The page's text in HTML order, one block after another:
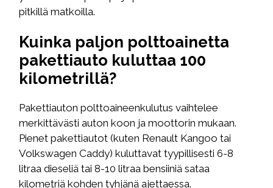
pitkillä matkoilla.
Kuinka paljon polttoainetta
pakettiauto kuluttaa 100
kilometrillä?
Pakettiauton polttoaineenkulutus vaihtelee
merkittävästi auton koon ja moottorin mukaan.
Pienet pakettiautot (kuten Renault Kangoo tai
Volkswagen Caddy) kuluttavat tyypillisesti 6-8
litraa dieseliä tai 8-10 litraa bensiiniä sataa
kilometriä kohden tyhjänä ajettaessa.